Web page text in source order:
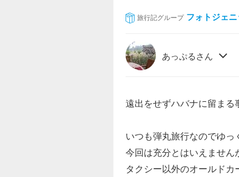
旅行記グループ フォトジェ
あっぷるさん
遠出をせずハバナに留まる
いつも弾丸旅行なのでゆっ
今回は充分とはいえません
タクシー以外のオールドカ